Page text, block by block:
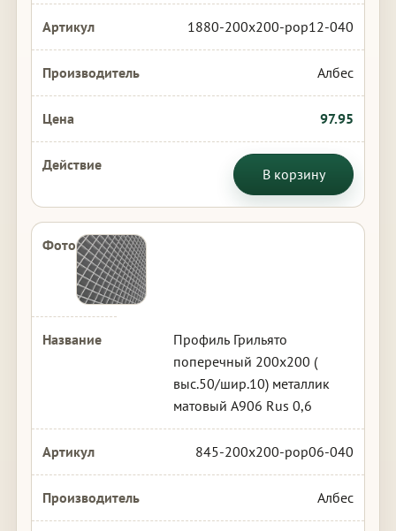
1880-200x200-pop12-040
Албес
97.95
В корзину
Профиль Грильято
поперечный 200х200 (
выс.50/шир.10) металлик
матовый А906 Rus 0,6
845-200x200-pop06-040
Албес